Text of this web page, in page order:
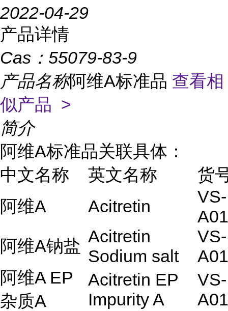
2022-04-29
产品详情
Cas： 55079-83-9
产品名称阿维A标准品 查看相
似产品 >
简介
阿维A标准品关联具体：
中文名称
英文名称
货
阿维A
Acitretin
VS-
阿维A钠盐 Acitretin
Sodium salt
VS-
阿维A EP
杂质A
Acitretin EP
Impurity A
VS-